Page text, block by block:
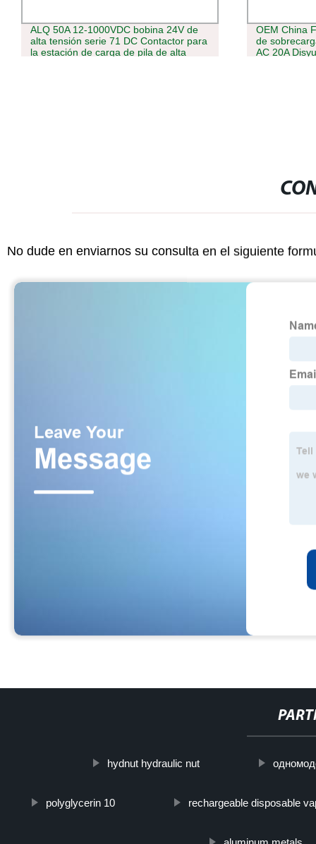
OEM China Fabricante DZ47 Protector
de sobrecarga de la Desjuntor Gwiec
AC 20A Disyuntor
Limpiador
eléctricos/
No dude en enviarnos su consulta en el siguiente
hydnut hydraulic nut
polyglycerin 10 rechargeable disposable